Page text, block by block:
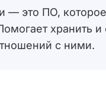
— это ПО,
хранить
с ними.